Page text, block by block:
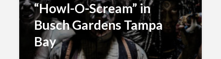
“Howl-O-Scream” in
Busch Gardens Tampa
Bay